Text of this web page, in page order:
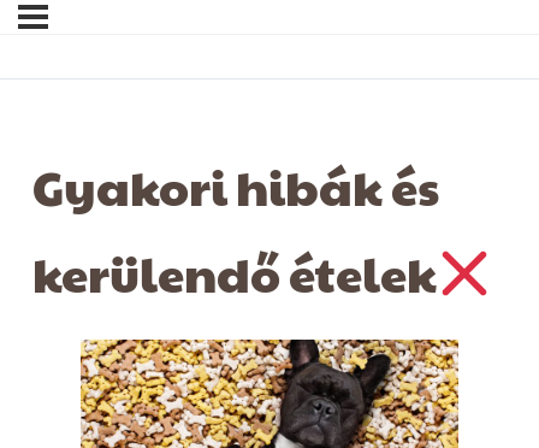
Gyakori hibák és
kerülendő ételek